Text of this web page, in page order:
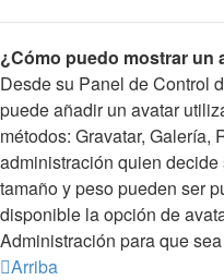
¿Cómo puedo mostrar un
Desde su Panel de Control
puede añadir un avatar
métodos: Gravatar, Galería,
administración quien
tamaño y peso pueden ser
disponible la opción de
Administración para que
Arriba